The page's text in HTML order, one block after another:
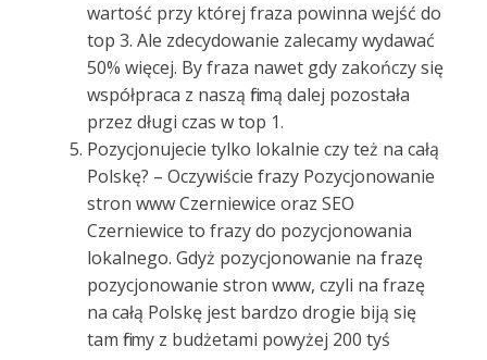
wartość przy której fraza powinna wejść do
top 3. Ale zdecydowanie zalecamy wydawać
50% więcej. By fraza nawet gdy zakończy się
współpraca z naszą firmą dalej pozostała
przez długi czas w top 1.
Pozycjonujecie tylko lokalnie czy też na całą
Polskę? – Oczywiście frazy Pozycjonowanie
stron www Czerniewice oraz SEO
Czerniewice to frazy do pozycjonowania
lokalnego. Gdyż pozycjonowanie na frazę
pozycjonowanie stron www, czyli na frazę
na całą Polskę jest bardzo drogie biją się
tam firmy z budżetami powyżej 200 tyś